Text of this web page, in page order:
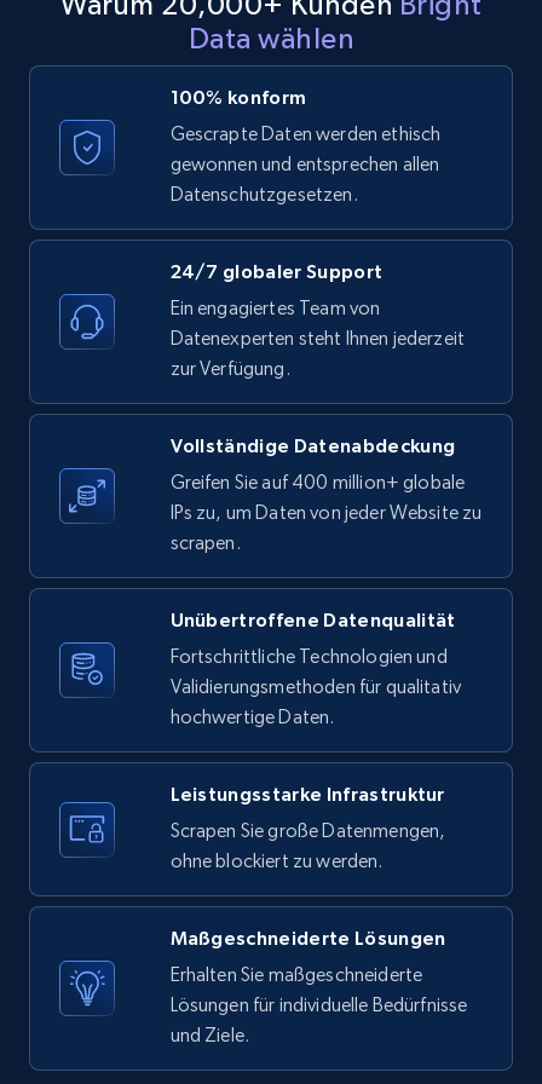
LinkedIn posts - Discover posts by Profile
URL
URL, ID, User id, Use url, Title, Headline, Post
text, Date posted, and more.
1.5K+ Gratis testen
LinkedIn posts - Discover new posts
company URL
URL, ID, User id, Use url, Title, Headline, Post
text, Date posted, and more.
11.3K+ 1.5K+ Gratis testen
X (formerly Twitter) - Posts
ID, User posted, Name, Description, Date
posted, Photos, URL, Quoted post, and more.
1.2K+ Gratis testen
X (formerly Twitter) - Posts - Collecting
Twitter posts URLs
ID, User posted, Name, Description, Date
posted, Photos, URL, Quoted post, and more.
10.4K+ 1.2K+ Gratis testen
Data wählen
100% konform
Gescrapte Daten werden ethisch
gewonnen und entsprechen allen
Datenschutzgesetzen.
24/7 globaler Support
Ein engagiertes Team von
Datenexperten steht Ihnen jederzeit
zur Verfügung.
Vollständige Datenabdeckung
Greifen Sie auf 400 million+ globale
IPs zu, um Daten von jeder Website zu
scrapen.
Unübertroffene Datenqualität
Fortschrittliche Technologien und
Validierungsmethoden für qualitativ
hochwertige Daten.
Leistungsstarke Infrastruktur
Scrapen Sie große Datenmengen,
ohne blockiert zu werden.
Maßgeschneiderte Lösungen
Erhalten Sie maßgeschneiderte
Lösungen für individuelle Bedürfnisse
und Ziele.